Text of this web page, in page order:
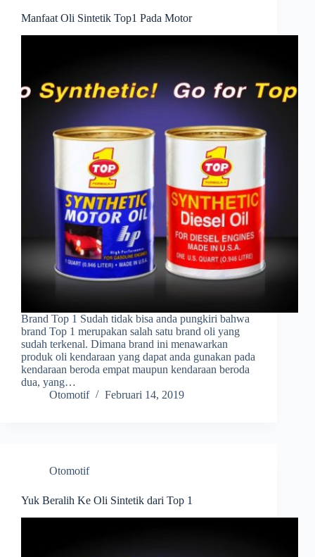
Manfaat Oli Sintetik Top1 Pada Motor
Brand Top 1 Sudah tidak bisa anda pungkiri bahwa
brand Top 1 merupakan salah satu brand oli yang
sudah terkenal. Dimana brand ini menawarkan
produk oli kendaraan yang dapat anda gunakan pada
kendaraan beroda empat maupun kendaraan beroda
dua, yang…
Otomotif
Februari 14, 2019
Otomotif
Yuk Beralih Ke Oli Sintetik dari Top 1